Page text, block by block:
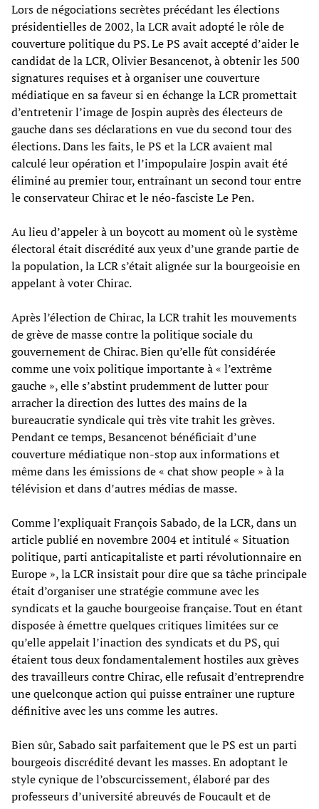
Lors de négociations secrètes précédant les élections
présidentielles de 2002, la LCR avait adopté le rôle de
couverture politique du PS. Le PS avait accepté d’aider le
candidat de la LCR, Olivier Besancenot, à obtenir les 500
signatures requises et à organiser une couverture
médiatique en sa faveur si en échange la LCR promettait
d’entretenir l’image de Jospin auprès des électeurs de
gauche dans ses déclarations en vue du second tour des
élections. Dans les faits, le PS et la LCR avaient mal
calculé leur opération et l’impopulaire Jospin avait été
éliminé au premier tour, entraînant un second tour entre
le conservateur Chirac et le néo-fasciste Le Pen.
Au lieu d’appeler à un boycott au moment où le système
électoral était discrédité aux yeux d’une grande partie de
la population, la LCR s’était alignée sur la bourgeoisie en
appelant à voter Chirac.
Après l’élection de Chirac, la LCR trahit les mouvements
de grève de masse contre la politique sociale du
gouvernement de Chirac. Bien qu’elle fût considérée
comme une voix politique importante à « l’extrême
gauche », elle s’abstint prudemment de lutter pour
arracher la direction des luttes des mains de la
bureaucratie syndicale qui très vite trahit les grèves.
Pendant ce temps, Besancenot bénéficiait d’une
couverture médiatique non-stop aux informations et
même dans les émissions de « chat show people » à la
télévision et dans d’autres médias de masse.
Comme l’expliquait François Sabado, de la LCR, dans un
article publié en novembre 2004 et intitulé « Situation
politique, parti anticapitaliste et parti révolutionnaire en
Europe », la LCR insistait pour dire que sa tâche principale
était d’organiser une stratégie commune avec les
syndicats et la gauche bourgeoise française. Tout en étant
disposée à émettre quelques critiques limitées sur ce
qu’elle appelait l’inaction des syndicats et du PS, qui
étaient tous deux fondamentalement hostiles aux grèves
des travailleurs contre Chirac, elle refusait d’entreprendre
une quelconque action qui puisse entraîner une rupture
définitive avec les uns comme les autres.
Bien sûr, Sabado sait parfaitement que le PS est un parti
bourgeois discrédité devant les masses. En adoptant le
style cynique de l’obscurcissement, élaboré par des
professeurs d’université abreuvés de Foucault et de